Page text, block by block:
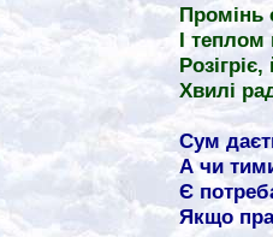
Промінь
І
Хвилі
Сум
А чи
Є
Якщо